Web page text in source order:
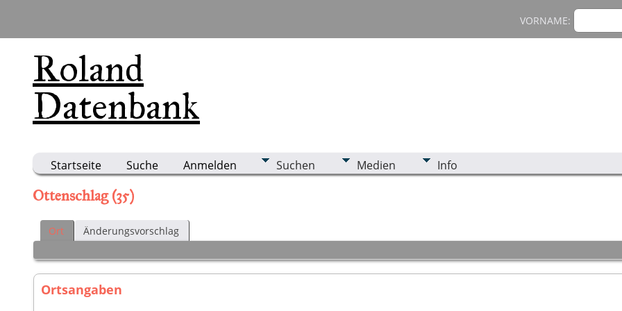
Roland
Datenbank
VORNAME:
Startseite Suche Anmelden Suchen Medien Info
Ottenschlag (35)
Ort Änderungsvorschlag
Ortsangaben